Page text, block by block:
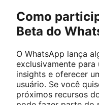
Como
Beta do
O WhatsApp lança
exclusivamente
insights e oferecer
usuário. Se você
próximos recursos